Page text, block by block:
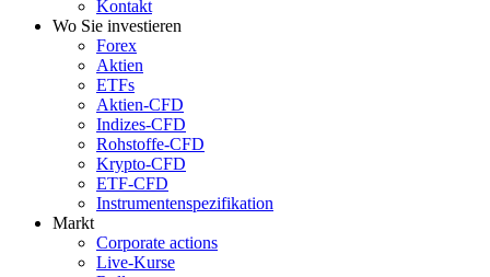
Kontakt
Wo Sie investieren
Forex
Aktien
ETFs
Aktien-CFD
Indizes-CFD
Rohstoffe-CFD
Krypto-CFD
ETF-CFD
Instrumentenspezifikation
Markt
Corporate actions
Live-Kurse